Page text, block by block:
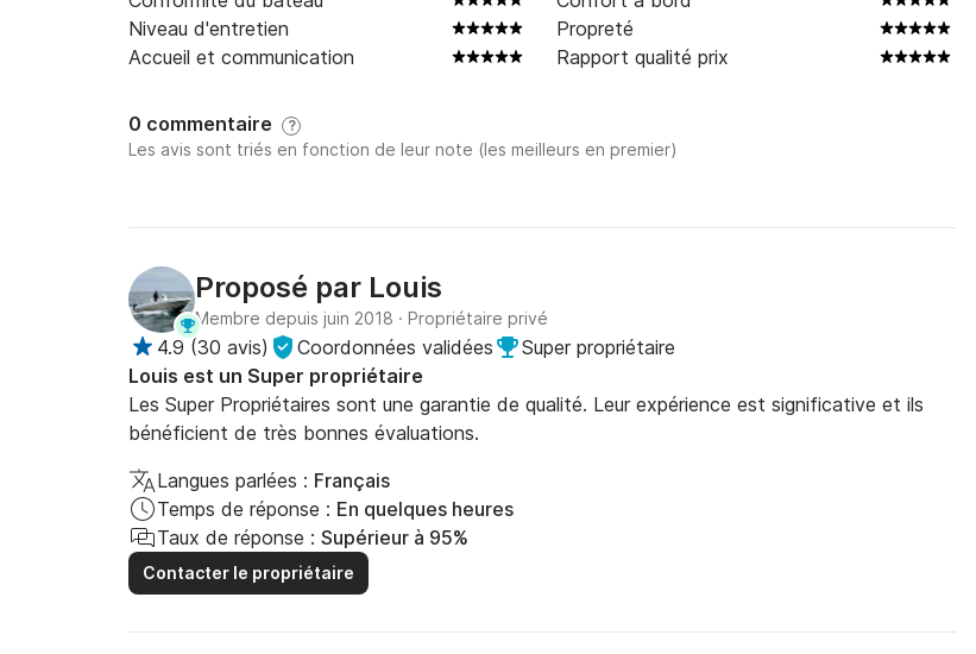
Niveau d'entretien
Propreté
Accueil et communication
Rapport qualité prix
0 commentaire ?
Les avis sont triés en fonction de leur note (les meilleurs en premier)
Proposé par Louis
Membre depuis juin 2018 · Propriétaire privé
4.9 (30 avis) Coordonnées validées
Super propriétaire
Louis est un Super propriétaire
Les Super Propriétaires sont une garantie de qualité. Leur expérience est significative et ils
bénéficient de très bonnes évaluations.
Langues parlées : Français
Temps de réponse : En quelques heures
Taux de réponse : Supérieur à 95%
Contacter le propriétaire